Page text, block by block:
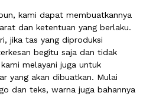
kami dapat membuatkannya
dan ketentuan yang berlaku.
jika tas yang diproduksi
begitu saja dan tidak
melayani juga untuk
yang akan dibuatkan. Mulai
dan teks, warna juga bahannya